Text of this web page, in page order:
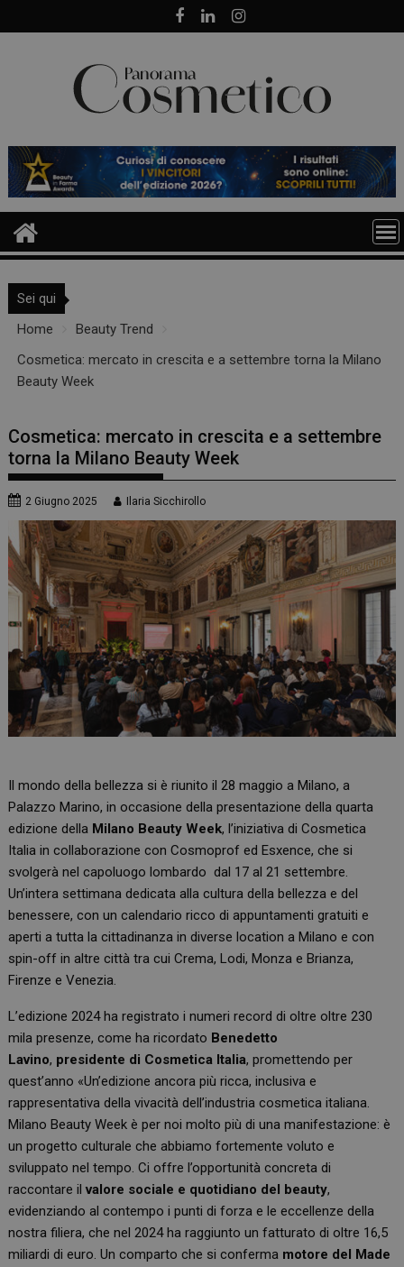
to
Sei qui
Home
Beauty Trend
Cosmetica: mercato in crescita e a settembre torna la Milano
Beauty Week
Cosmetica: mercato in crescita e a settembre
torna la Milano Beauty Week
2 Giugno 2025 Ilaria Sicchirollo
Il mondo della bellezza si è riunito il 28 maggio a Milano, a
Palazzo Marino, in occasione della presentazione della quarta
edizione della Milano Beauty Week, l’iniziativa di Cosmetica
Italia in collaborazione con Cosmoprof ed Esxence, che si
svolgerà nel capoluogo lombardo dal 17 al 21 settembre.
Un’intera settimana dedicata alla cultura della bellezza e del
benessere, con un calendario ricco di appuntamenti gratuiti e
aperti a tutta la cittadinanza in diverse location a Milano e con
spin-off in altre città tra cui Crema, Lodi, Monza e Brianza,
Firenze e Venezia.
L’edizione 2024 ha registrato i numeri record di oltre oltre 230
mila presenze, come ha ricordato Benedetto
Lavino, presidente di Cosmetica Italia, promettendo per
quest’anno «Un’edizione ancora più ricca, inclusiva e
rappresentativa della vivacità dell’industria cosmetica italiana.
Milano Beauty Week è per noi molto più di una manifestazione: è
un progetto culturale che abbiamo fortemente voluto e
sviluppato nel tempo. Ci offre l’opportunità concreta di
raccontare ilvalore sociale e quotidiano del beauty,
evidenziando al contempo i punti di forza e le eccellenze della
nostra filiera, che nel 2024 ha raggiunto un fatturato di oltre 16,5
miliardi di euro. Un comparto che si conferma motore del Made